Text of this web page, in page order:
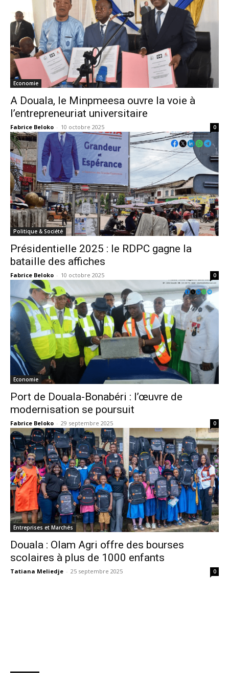
Economie
A Douala, le Minpmeesa ouvre la voie à
l’entrepreneuriat universitaire
Fabrice Beloko - 10 octobre 2025 0
Politique & Société
Présidentielle 2025 : le RDPC gagne la
bataille des affiches
Fabrice Beloko - 10 octobre 2025 0
Economie
Port de Douala-Bonabéri : l’œuvre de
modernisation se poursuit
Fabrice Beloko - 29 septembre 2025 0
Entreprises et Marchés
Douala : Olam Agri offre des bourses
scolaires à plus de 1000 enfants
Tatiana Meliedje - 25 septembre 2025 0